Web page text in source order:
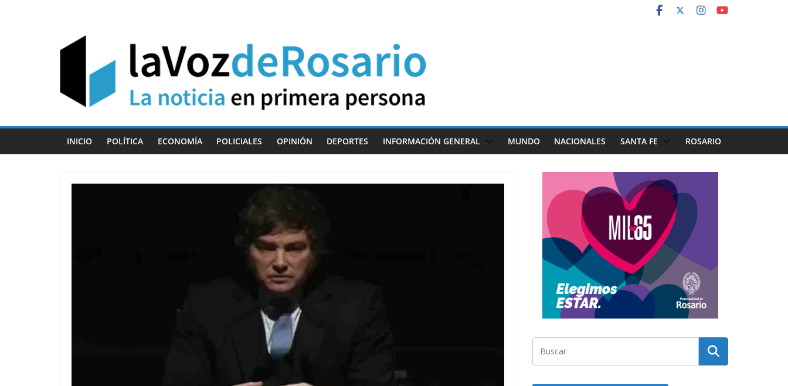
INICIO POLÍTICA ECONOMÍA POLICIALES OPINIÓN DEPORTES INFORMACIÓN GENERAL MUNDO NACIONALES SANTA FE ROSARIO